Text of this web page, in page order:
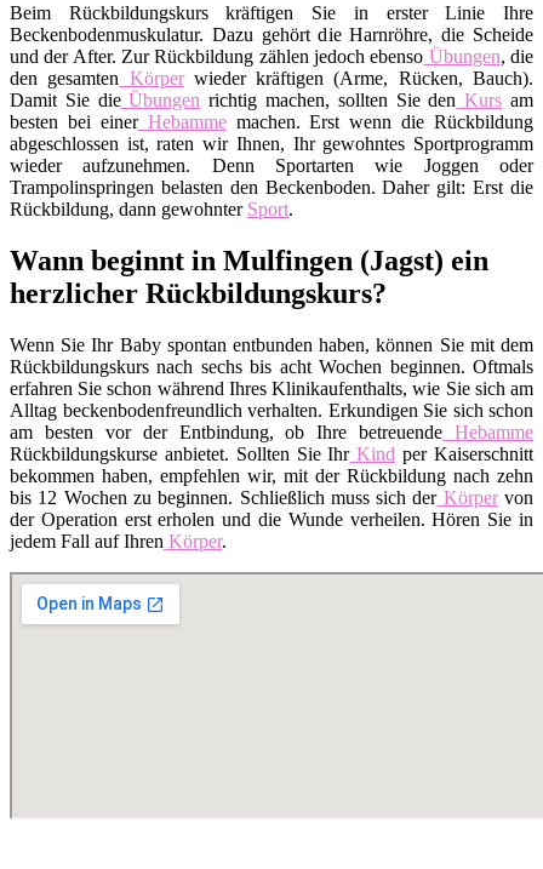
Beim Rückbildungskurs kräftigen Sie in erster Linie Ihre
Beckenbodenmuskulatur. Dazu gehört die Harnröhre, die Scheide
und der After. Zur Rückbildung zählen jedoch ebenso Übungen, die
den gesamten Körperwieder kräftigen (Arme, Rücken, Bauch).
Damit Sie dieÜbungen richtig machen, sollten Sie den Kurs am
besten bei einerHebammemachen. Erst wenn die Rückbildung
abgeschlossen ist, raten wir Ihnen, Ihr gewohntes Sportprogramm
wieder aufzunehmen. Denn Sportarten wie Joggen oder
Trampolinspringen belasten den Beckenboden. Daher gilt: Erst die
Rückbildung, dann gewohnter Sport.
Wann beginnt in Mulfingen (Jagst) ein
herzlicher Rückbildungskurs?
Wenn Sie Ihr Baby spontan entbunden haben, können Sie mit dem
Rückbildungskurs nach sechs bis acht Wochen beginnen. Oftmals
erfahren Sie schon während Ihres Klinikaufenthalts, wie Sie sich am
Alltag beckenbodenfreundlich verhalten. Erkundigen Sie sich schon
am besten vor der Entbindung, ob Ihre betreuende Hebamme
Rückbildungskurse anbietet. Sollten Sie IhrKind per Kaiserschnitt
bekommen haben, empfehlen wir, mit der Rückbildung nach zehn
bis 12 Wochen zu beginnen. Schließlich muss sich derKörpervon
der Operation erst erholen und die Wunde verheilen. Hören Sie in
jedem Fall auf Ihren Körper.